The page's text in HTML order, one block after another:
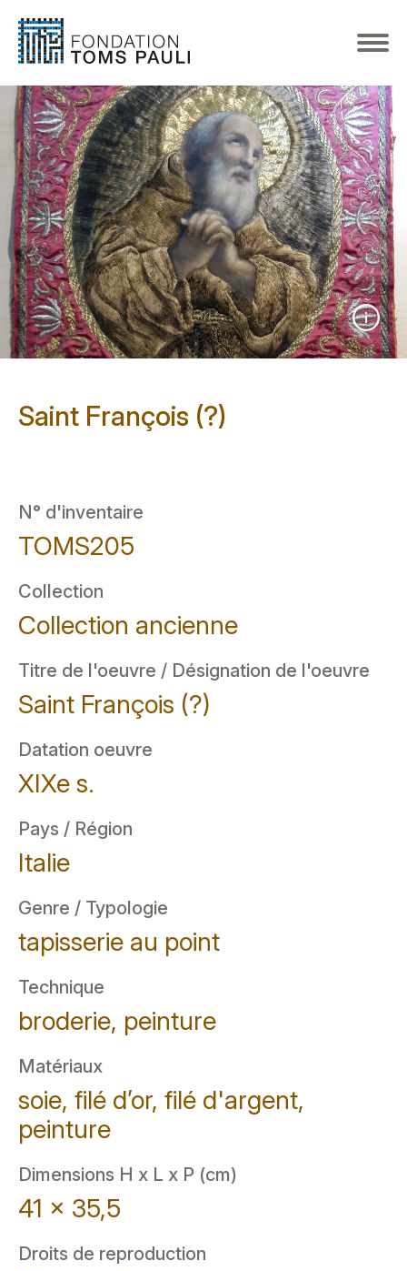
Saint François (?)
N° d'inventaire
TOMS205
Collection
Collection ancienne
Titre de l'oeuvre / Désignation de l'oeuvre
Saint François (?)
Datation oeuvre
XIXe s.
Pays / Région
Italie
Genre / Typologie
tapisserie au point
Technique
broderie, peinture
Matériaux
soie, filé d’or, filé d'argent,
peinture
Dimensions H x L x P (cm)
41 x 35,5
Droits de reproduction